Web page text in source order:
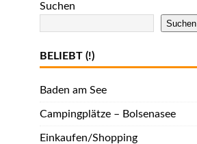
Suchen
Suchen
BELIEBT (!)
Baden am See
Campingplätze – Bolsenasee
Einkaufen/Shopping